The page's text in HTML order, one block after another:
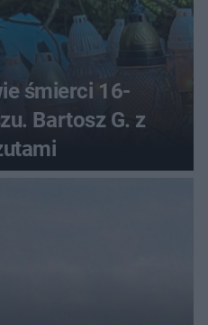
śmierci 16-
Bartosz G. z